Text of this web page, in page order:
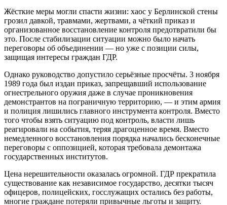
Жёсткие меры могли спасти жизни: хаос у Берлинской стены
грозил давкой, травмами, жертвами, а чёткий приказ и
организованное восстановление контроля предотвратили бы
это. После стабилизации ситуации можно было начать
переговоры об объединении — но уже с позиции силы,
защищая интересы граждан ГДР.
Однако руководство допустило серьёзные просчёты. 3 ноября
1989 года был издан приказ, запрещавший использование
огнестрельного оружия даже в случае проникновения
демонстрантов на пограничную территорию, — и этим армия
и полиция лишились главного инструмента контроля. Вместо
того чтобы взять ситуацию под контроль, власти лишь
реагировали на события, теряя драгоценное время. Вместо
немедленного восстановления порядка начались бесконечные
переговоры с оппозицией, которая требовала демонтажа
государственных институтов.
Цена нерешительности оказалась огромной. ГДР прекратила
существование как независимое государство, десятки тысяч
офицеров, полицейских, госслужащих остались без работы,
многие граждане потеряли привычные льготы и защиту.